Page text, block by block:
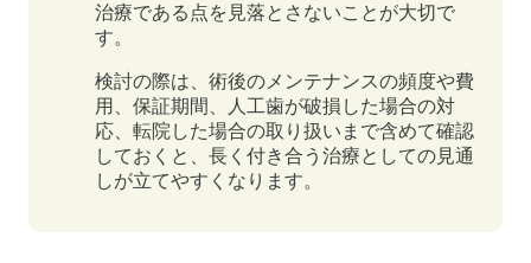
治療である点を見落とさないことが大切で
す。
検討の際は、術後のメンテナンスの頻度や費
用、保証期間、人工歯が破損した場合の対
応、転院した場合の取り扱いまで含めて確認
しておくと、長く付き合う治療としての見通
しが立てやすくなります。